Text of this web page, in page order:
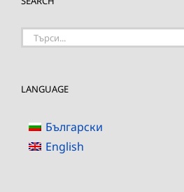
Търсене
LANGUAGE
Български
English